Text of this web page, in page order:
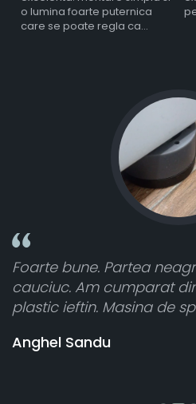
o lumina foarte puternica
care se poate regla ca
Anghel Sandu
Foarte bune. Partea
cauciuc. Am cumparat
plastic ieftin. Masina de